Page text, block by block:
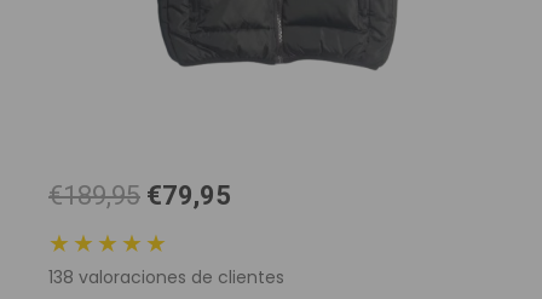
€189,95 El
original
era:
€79,95
es:
★★★★★
138 valoraciones de clientes